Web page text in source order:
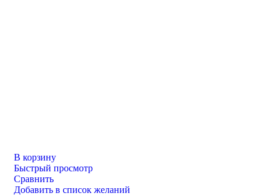
В корзину
Быстрый просмотр
Сравнить
Добавить в список желаний